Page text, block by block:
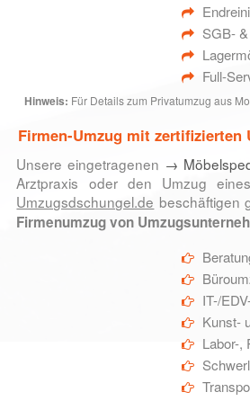
SGB-
Full-
Hinweis: Für Details zum Privatumzug aus
Firmen-Umzug mit zertifizierten
Unsere eingetragenen →
Arztpraxis oder den Umzug
Umzugsdschungel.de beschäftigen
Firmenumzug von
IT-/
Kunst-
Labor-,